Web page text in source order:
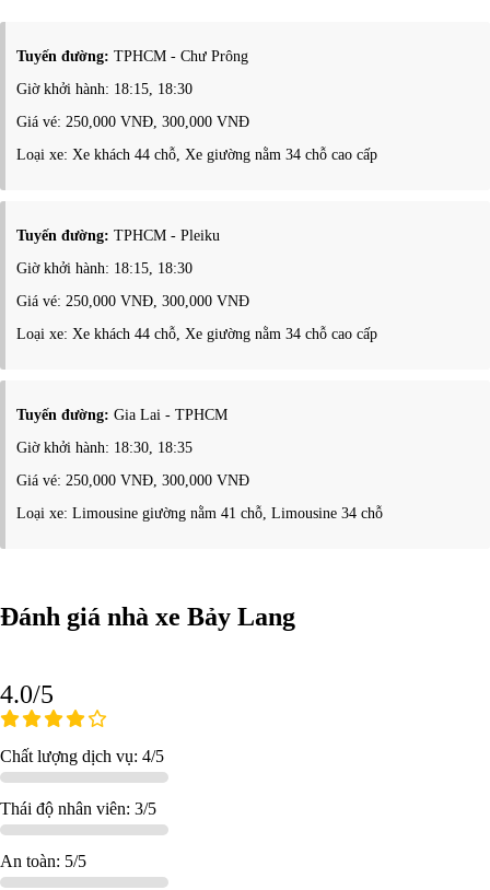
Tuyến đường: TPHCM - Chư Prông
Giờ khởi hành: 18:15, 18:30
Giá vé: 250,000 VNĐ, 300,000 VNĐ
Loại xe: Xe khách 44 chỗ, Xe giường nằm 34 chỗ cao cấp
Tuyến đường: TPHCM - Pleiku
Giờ khởi hành: 18:15, 18:30
Giá vé: 250,000 VNĐ, 300,000 VNĐ
Loại xe: Xe khách 44 chỗ, Xe giường nằm 34 chỗ cao cấp
Tuyến đường: Gia Lai - TPHCM
Giờ khởi hành: 18:30, 18:35
Giá vé: 250,000 VNĐ, 300,000 VNĐ
Loại xe: Limousine giường nằm 41 chỗ, Limousine 34 chỗ
Đánh giá nhà xe Bảy Lang
4.0/5
Chất lượng dịch vụ: 4/5
Thái độ nhân viên: 3/5
An toàn: 5/5